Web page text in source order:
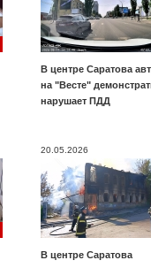
В центре Саратова
на "Весте"
нарушает ПДД
20.05.2026
В центре Саратова